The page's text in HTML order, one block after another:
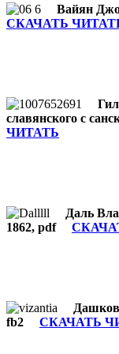
Вайян
СКАЧАТЬ
славянского с
ЧИТАТЬ
Даль
1862, pdf
fb2 СКАЧАТЬ